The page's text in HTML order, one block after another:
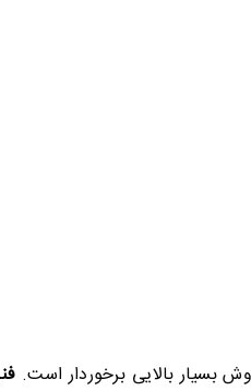
بسیار بالایی برخوردار است.